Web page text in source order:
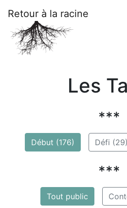
Retour à la racine
Les
***
Début (176) Défi (29)
***
Tout public